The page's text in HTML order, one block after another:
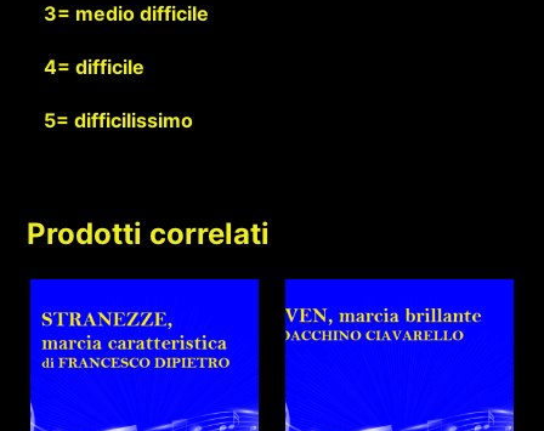
3= medio difficile
4= difficile
5= difficilissimo
Prodotti correlati